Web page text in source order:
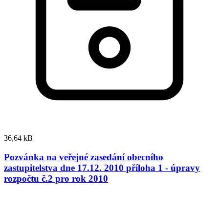
36,64 kB
Pozvánka na veřejné zasedání obecního
zastupitelstva dne 17.12. 2010 příloha 1 - úpravy
rozpočtu č.2 pro rok 2010